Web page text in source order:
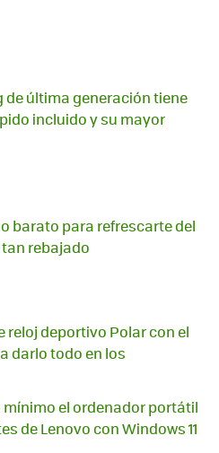
de última generación tiene
incluido y su mayor
barato para refrescarte del
rebajado
reloj deportivo Polar con el
darlo todo en los
el ordenador portátil
de Lenovo con Windows 11